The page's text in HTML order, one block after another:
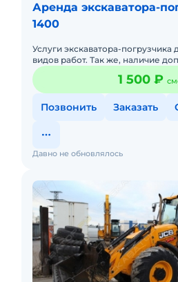
Аренда экскаватора-
1400
Услуги экскаватора-
видов работ. Так же, наличие
навесного оборудования
планировочный ковш, ямо
1 500 ₽
Позвонить Заказать
Давно не обновлялось